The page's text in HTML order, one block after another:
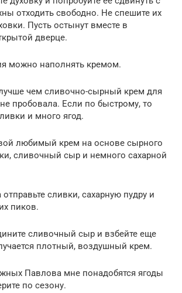
отходить свободно. Не спешите их
Пусть остынут вместе в
дверце.
можно наполнять кремом.
чем сливочно-сырный крем для
пробовала. Если по быстрому, то
и много ягод.
любимый крем на основе сырного
сливочный сыр и немного сахарной
сливки, сахарную пудру и
пиков.
сливочный сыр и взбейте еще
плотный, воздушный крем.
Павлова мне понадобятся ягоды
по сезону.